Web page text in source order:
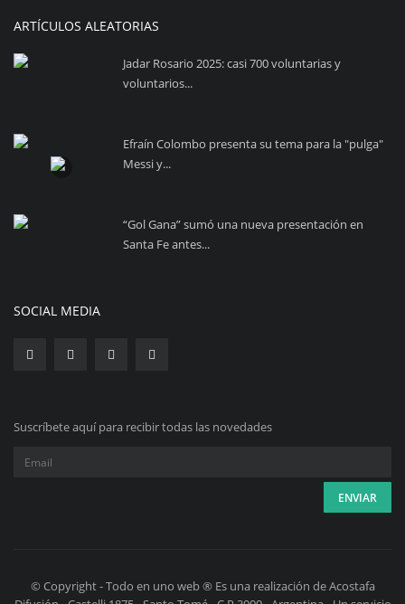
ARTÍCULOS ALEATORIAS
Jadar Rosario 2025: casi 700 voluntarias y
voluntarios...
Efraín Colombo presenta su tema para la "pulga"
Messi y...
“Gol Gana” sumó una nueva presentación en
Santa Fe antes...
SOCIAL MEDIA
Suscríbete aquí para recibir todas las novedades
© Copyright - Todo en uno web ® Es una realización de Acostafa